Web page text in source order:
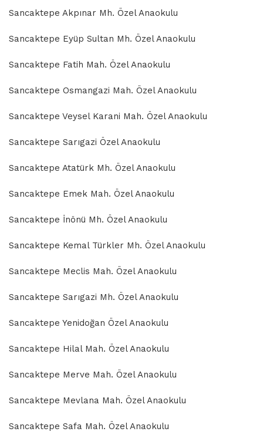
Sancaktepe Akpınar Mh. Özel Anaokulu
Sancaktepe Eyüp Sultan Mh. Özel Anaokulu
Sancaktepe Fatih Mah. Özel Anaokulu
Sancaktepe Osmangazi Mah. Özel Anaokulu
Sancaktepe Veysel Karani Mah. Özel Anaokulu
Sancaktepe Sarıgazi Özel Anaokulu
Sancaktepe Atatürk Mh. Özel Anaokulu
Sancaktepe Emek Mah. Özel Anaokulu
Sancaktepe İnönü Mh. Özel Anaokulu
Sancaktepe Kemal Türkler Mh. Özel Anaokulu
Sancaktepe Meclis Mah. Özel Anaokulu
Sancaktepe Sarıgazi Mh. Özel Anaokulu
Sancaktepe Yenidoğan Özel Anaokulu
Sancaktepe Hilal Mah. Özel Anaokulu
Sancaktepe Merve Mah. Özel Anaokulu
Sancaktepe Mevlana Mah. Özel Anaokulu
Sancaktepe Safa Mah. Özel Anaokulu